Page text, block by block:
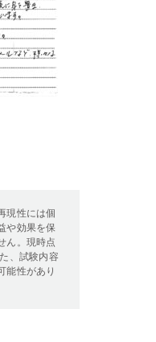
現性には個
や効果を保
ん。現時点
、試験内容
能性があり